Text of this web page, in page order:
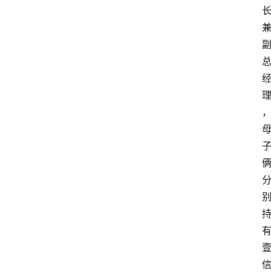
长
兼
副
总
经
理
，
母
子
俩
分
别
持
有
壹
信